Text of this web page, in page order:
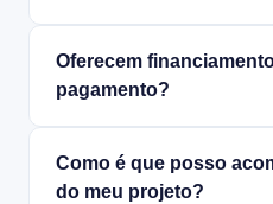
Oferecem
pagamento?
Como é que posso
do meu projeto?